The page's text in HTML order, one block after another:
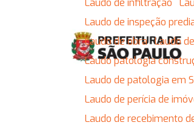
Laudo de infiltração
Laudo de inspeção
Laudo de obra
Laudo
Laudo patologia
Laudo de patologia em
Laudo de perícia de
Laudo de recebimento